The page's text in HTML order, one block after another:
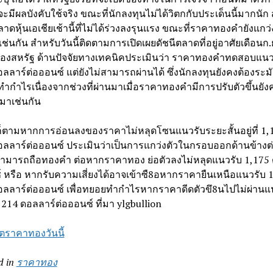
ะมีผลบังคับใช้จริง ขณะที่นักลงทุนไม่ได้วิตกกับประเด็นนี้มากนัก
าดหุ้นเอเชียเช้านี้ที่ไม่ได้ร่วงลงรุนแรง ขณะที่ราคาทองคํายังแกว่
ช่นกัน สําหรับวันนี้ติดตามการเปิดเผยดัชนีตลาดที่อยู่อาศัยเดือนก.
งสหรัฐ ด้านปัจจัยทางเทคนิคประเมินว่า ราคาทองคําทดสอบแน
ลลาร์ต่อออนซ์ แต่ยังไม่สามารถผ่านได้ ซึ่งนักลงทุนยังคงต้องระ
ากําไรเนื่องจากช่วงที่ผ่านมาเมื่อราคาทองคํามีการปรับตัวขึ้นยัง
าเช่นกัน
ตามหากการอ่อนลงของราคาไม่หลุดโซนแนวรับระยะสั้นอยู่ที่
ลลาร์ต่อออนซ์ ประเมินว่าเป็นการแกว่งตัวในกรอบออกด้านข้าง
มารถถือทองคํา ต่อหากราคาทอง ย่อตัวลงไม่หลุดแนวรับ 1,175
รือ หากรับความเสี่ยงได้อาจเข้าซื8อหากราคายืนเหนือแนวรับ
ลลาร์ต่อออนซ์ เพื่อทยอยทํากําไรหากราคาดีดตัวขึ8นไปไม่ผ่าน
ดอลลาร์ต่อออนซ์ ที่มา ylgbullion
ราคาทองวันนี้
in ราคาทอง